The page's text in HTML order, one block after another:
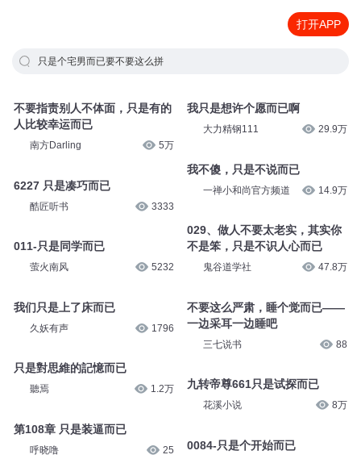
打开APP
只是个宅男而已要不要这么拼
不要指责别人不体面，只是有的
人比较幸运而已
南方Darling 5万
6227 只是凑巧而已
酷匠听书 3333
011-只是同学而已
萤火南风 5232
我们只是上了床而已
久妖有声 1796
只是對思維的記憶而已
聽焉 1.2万
第108章 只是装逼而已
呼晓噜 25
我只是想许个愿而已啊
大力精钢111 29.9万
我不傻，只是不说而已
一禅小和尚官方频道 14.9万
029、做人不要太老实，其实你
不是笨，只是不识人心而已
鬼谷道学社 47.8万
不要这么严肃，睡个觉而已——
一边采耳一边睡吧
三七说书 88
九转帝尊661只是试探而已
花溪小说 8万
0084-只是个开始而已